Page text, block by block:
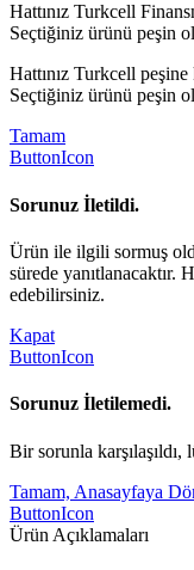
Hattınız Turkcell
Seçtiğiniz ürünü peşin
Hattınız Turkcell
Seçtiğiniz ürünü peşin
Tamam
ButtonIcon
Sorunuz İletildi.
Ürün ile ilgili sormuş
sürede yanıtlanacaktır.
edebilirsiniz.
Kapat
ButtonIcon
Sorunuz İletilemedi.
Bir sorunla
Tamam, Anasayfaya
ButtonIcon
Ürün Açıklamaları